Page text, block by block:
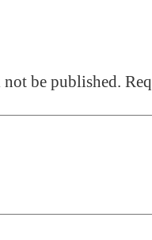
be published.